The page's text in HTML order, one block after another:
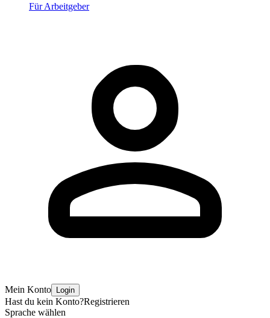
Für Arbeitgeber
Mein Konto Login
Hast du kein Konto?Registrieren
Sprache wählen